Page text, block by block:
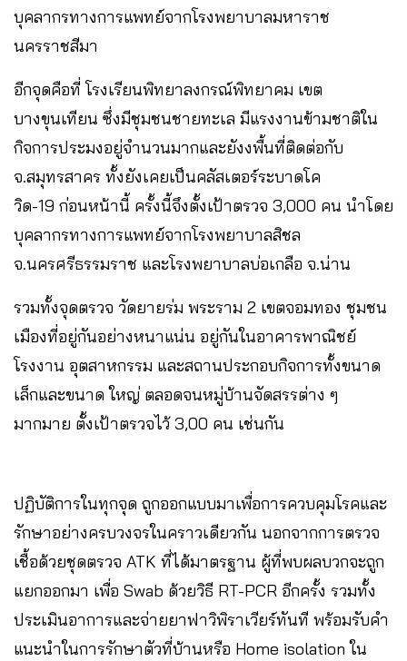
บุคลากรทางการแพทย์จากโรงพยาบาลมหาราช
นครราชสีมา
อีกจุดคือที่ โรงเรียนพิทยาลงกรณ์พิทยาคม เขต
บางขุนเทียน ซึ่งมีชุมชนชายทะเล มีแรงงานข้ามชาติใน
กิจการประมงอยู่จำนวนมากและยังงพื้นที่ติดต่อกับ
จ.สมุทรสาคร ทั้งยังเคยเป็นคลัสเตอร์ระบาดโค
วิด-19 ก่อนหน้านี้ ครั้งนี้จึงตั้งเป้าตรวจ 3,000 คน นำโดย
บุคลากรทางการแพทย์จากโรงพยาบาลสิชล
จ.นครศรีธรรมราช และโรงพยาบาลบ่อเกลือ จ.น่าน
รวมทั้งจุดตรวจ วัดยายร่ม พระราม 2 เขตจอมทอง ชุมชน
เมืองที่อยู่กันอย่างหนาแน่น อยู่กันในอาคารพาณิชย์
โรงงาน อุตสาหกรรม และสถานประกอบกิจการทั้งขนาด
เล็กและขนาด ใหญ่ ตลอดจนหมู่บ้านจัดสรรต่าง ๆ
มากมาย ตั้งเป้าตรวจไว้ 3,00 คน เช่นกัน
ปฏิบัติการในทุกจุด ถูกออกแบบมาเพื่อการควบคุมโรคและ
รักษาอย่างครบวงจรในคราวเดียวกัน นอกจากการตรวจ
เชื้อด้วยชุดตรวจ ATK ที่ได้มาตรฐาน ผู้ที่พบผลบวกจะถูก
แยกออกมา เพื่อ Swab ด้วยวิธี RT-PCR อีกครั้ง รวมทั้ง
ประเมินอาการและจ่ายยาฟาวิพิราเวียร์ทันที พร้อมรับคำ
แนะนำในการรักษาตัวที่บ้านหรือ Home isolation ใน